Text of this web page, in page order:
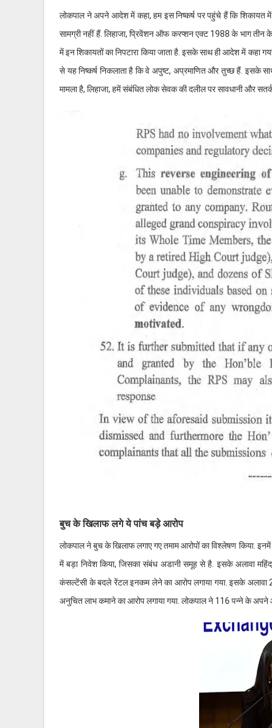
लोकपाल ने अपने आदेश में कहा, हम इस निष्कर्ष पर पहुंचे हैं कि शिकायत में
सामग्री नहीं हैं. लिहाजा, प्रिवेंशन ऑफ करप्शन एक्ट 1988 के भाग तीन के
में इन शिकायतों का निपटारा किया जाता है. इसके साथ ही आदेश में कहा
से यह निष्कर्ष निकलाता है कि वे अपुष्ट, अप्रमाणित और तुच्छ हैं.
मामला है, लिहाजा, हमें संबंधित लोक सेवक की दलील पर सावधानी और
बुच के खिलाफ लगे ये पांच बड़े आरोप
लोकपाल ने बुच के खिलाफ लगाए गए तमाम आरोपों का विश्लेषण किया.
में बड़ा निवेश किया, जिसका संबंध अडानी समूह से है. इसके अलावा
कंसल्टेंसी के बदले रेंटल इनकम लेने का आरोप लगाया गया. इसके
अनुचित लाभ कमाने का आरोप लगाया गया. लोकपाल ने 116 पन्ने के अपने